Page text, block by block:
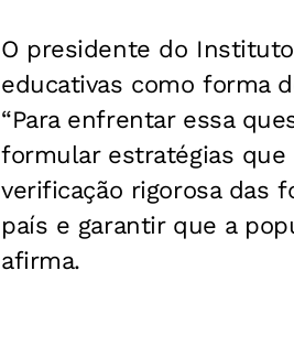
O presidente do
educativas como forma
“Para enfrentar essa
formular estratégias que
verificação rigorosa das
país e garantir que a
afirma.